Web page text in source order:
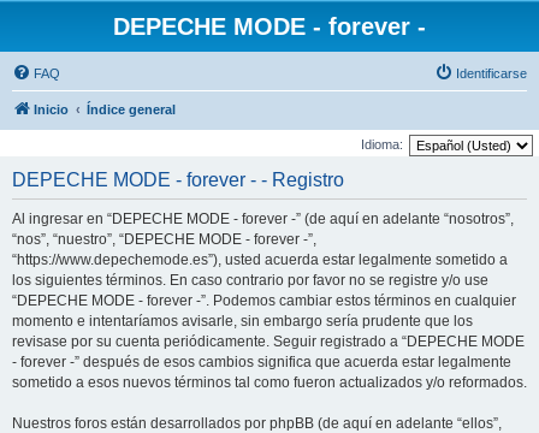
DEPECHE MODE - forever -
FAQ Identificarse
Inicio Índice general
Idioma:
DEPECHE MODE - forever - - Registro
Al ingresar en “DEPECHE MODE - forever -” (de aquí en adelante “nosotros”,
“nos”, “nuestro”, “DEPECHE MODE - forever -”,
“https://www.depechemode.es”), usted acuerda estar legalmente sometido a
los siguientes términos. En caso contrario por favor no se registre y/o use
“DEPECHE MODE - forever -”. Podemos cambiar estos términos en cualquier
momento e intentaríamos avisarle, sin embargo sería prudente que los
revisase por su cuenta periódicamente. Seguir registrado a “DEPECHE MODE
- forever -” después de esos cambios significa que acuerda estar legalmente
sometido a esos nuevos términos tal como fueron actualizados y/o reformados.
Nuestros foros están desarrollados por phpBB (de aquí en adelante “ellos”,